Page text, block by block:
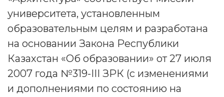
университета, установленным
образовательным целям и разработана
на основании Закона Республики
Казахстан «Об образовании» от 27 июля
2007 года №319-III ЗРК (с изменениями
и дополнениями по состоянию на